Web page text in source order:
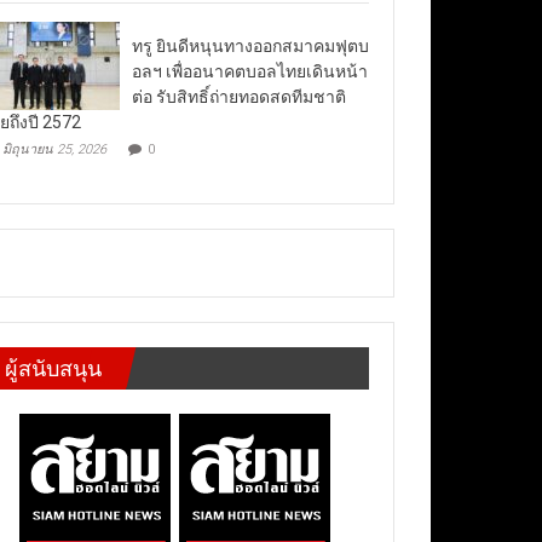
ทรู ยินดีหนุนทางออกสมาคมฟุตบ
อลฯ เพื่ออนาคตบอลไทยเดินหน้า
ต่อ รับสิทธิ์ถ่ายทอดสดทีมชาติ
ถึงปี 2572
มิถุนายน 25, 2026 0
ผู้สนับสนุน